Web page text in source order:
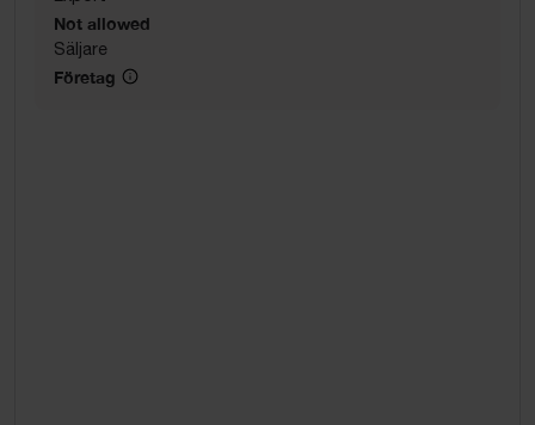
Not allowed
Säljare
Företag